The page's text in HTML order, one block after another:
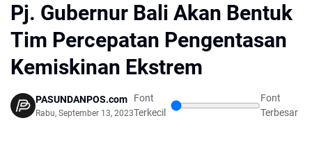
Pj. Gubernur Bali Akan Bentuk
Tim Percepatan Pengentasan
Kemiskinan Ekstrem
PASUNDANPOS.com
Rabu, September 13, 2023
Font
Terkecil
Font
Terbesar